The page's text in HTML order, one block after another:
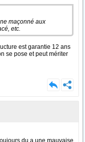
maçonné aux
etc.
est garantie 12 ans
se pose et peut mériter
du a une mauvaise